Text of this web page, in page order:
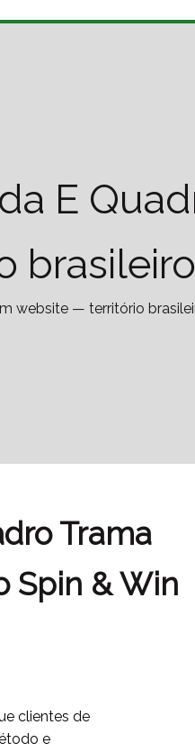
E
website — território
Trama
Spin & Win
clientes de
e